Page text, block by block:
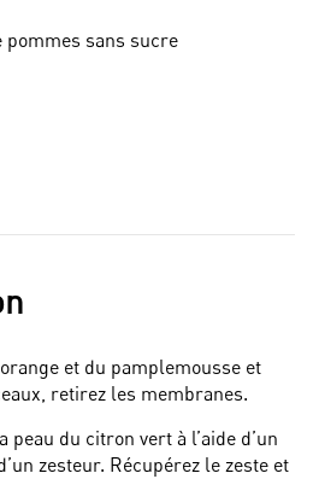
sans sucre
et du pamplemousse et
retirez les membranes.
peau du citron vert à l’aide d’un
zesteur. Récupérez le zeste et